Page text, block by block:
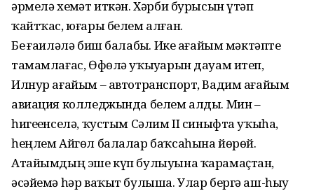
әрмелә хеҙмәт иткән. Хәрби бурысын үтәп
ҡайтҡас, юғары белем алған.
Беҙ ғаиләлә биш балабыҙ. Ике ағайым мәктәпте
тамамлағас, Өфөлә уҡыу­ҙарын дауам итеп,
Илнур ағайым – автотранспорт, Вадим ағайым
авиация колледжында белем алды. Мин –
һигеҙенселә, ҡустым Сәлим II синыфта уҡыһа,
һеңлем Айгөл балалар баҡсаһына йөрөй.
Атайымдың эше күп булыуына ҡарамаҫтан,
әсәйемә һәр ваҡыт булы­ша. Улар бергә аш-һыу